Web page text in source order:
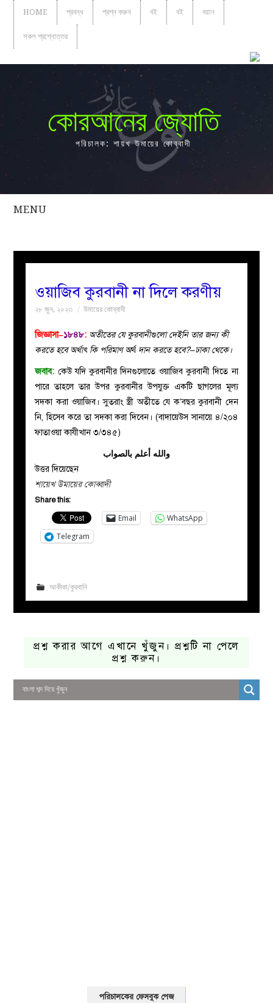
HOME প্রবন্ধ প্রশ্ন করুন বই বই বয়ান
সকল প্রশ্নোত্তর
কোরআনের জ্যোতি
পরিচালক: শায়খ উমায়ের কোব্বাদী
MENU
সকল
নারীদের
করুন
ওয়াজিব কুরবানী না দিলে করণীয়
২৮ জুন, ২০২৩ উমায়ের কোব্বাদী
জিজ্ঞাসা–১৮৪৮: অতীতের যে কুরবানীগুলো দেইনি তার জন্য কী
করতে হবে অর্থাৎ কি পরিমাণ অর্থ দান করতে হবে?–ঢাকা থেকে।
জবাব: কেউ যদি কুরবানীর দিনগুলোতে ওয়াজিব কুরবানী দিতে না
পারে তাহলে তার উপর কুরবানীর উপযুক্ত একটি ছাগলের মূল্য
সদকা করা ওয়াজিব। সুতরাং স্ত্রী অতীতে যে ক’বছর কুরবানী দেন
নি, হিসেব করে তা সদকা করা দিবেন। (বাদায়েউস সানায়ে ৪/২০৪
ফাতাওয়া কাযীখান ৩/৩৪৫)
والله أعلم بالصواب
উত্তর দিয়েছেন
শায়েখ উমায়ের কোব্বাদী
Share this:
Email
WhatsApp
Telegram
আকীকা/কুরবানি
প্রশ্ন করার আগে এখানে খুঁজুন। প্রশ্নটি না পেলে
প্রশ্ন করুন।
পরিচালকের ফেসবুক পেজ